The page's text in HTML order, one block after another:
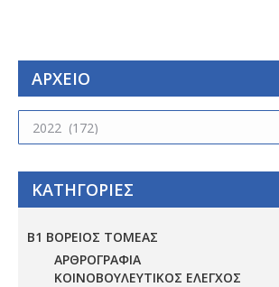
ΑΡΧΕΙΟ
ΑΡΧΕΙΟ
ΚΑΤΗΓΟΡΙΕΣ
Β1 ΒΟΡΕΙΟΣ ΤΟΜΕΑΣ
ΑΡΘΡΟΓΡΑΦΙΑ
ΚΟΙΝΟΒΟΥΛΕΥΤΙΚΟΣ ΕΛΕΓΧΟΣ